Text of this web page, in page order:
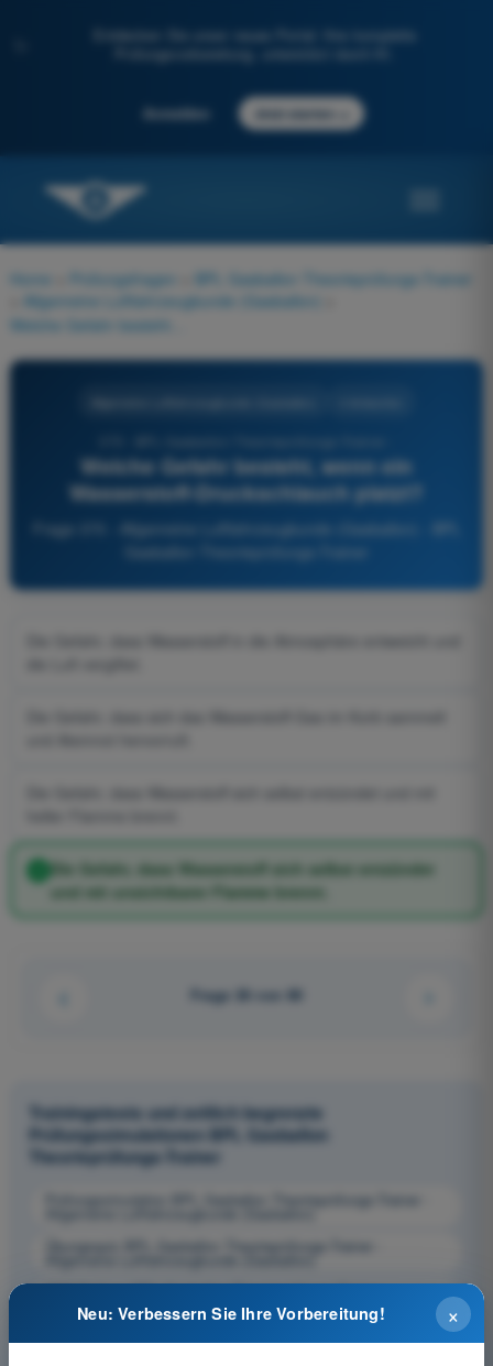
Entdecken Sie unser neues Portal: Ihre komplette
Prüfungsvorbereitung, unterstützt durch KI.
Anmelden Jetzt starten
Home Prüfungsfragen
BPL Gasballon Theorieprüfungs-Trainer
Allgemeine Luftfahrzeugkunde (Gasballon)
Welche Gefahr besteht, wenn ein
Wasserstoff-Druckschlauch platzt?
Frage 370 - Allgemeine Luftfahrzeugkunde (Gasballon) - BPL
Die Gefahr, dass Wasserstoff sich selbst entzündet
und mit unsichtbarer Flamme brennt.
Frage 26 von 80
Trainingstests und zeitlich begrenzte
Prüfungssimulationen BPL Gasballon
Theorieprüfungs-Trainer
Prüfungssimulation BPL Gasballon Theorieprüfungs-Trainer -
Übungsquiz BPL Gasballon Theorieprüfungs-Trainer -
Allgemeine Luftfahrzeugkunde (Gasballon) ×
Neu: Verbessern Sie Ihre Vorbereitung!